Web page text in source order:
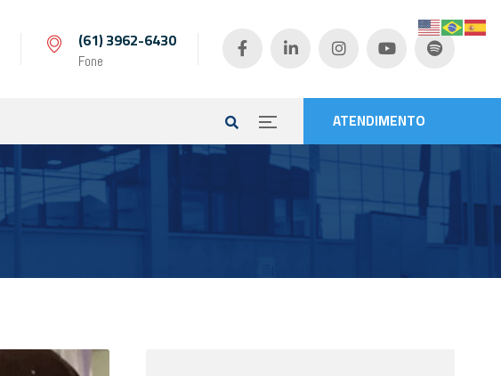
(61) 3962-6430
Fone
ATENDIMENTO